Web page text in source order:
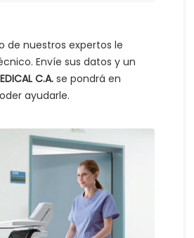
de nuestros expertos le
Envíe sus datos y un
C.A.se pondrá en
ayudarle.